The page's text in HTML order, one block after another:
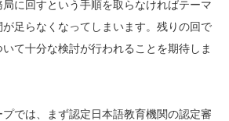
に回すという手順を取らなければテーマ
足らなくなってしまいます。残りの回で
て十分な検討が行われることを期待しま
では、まず認定日本語教育機関の認定審